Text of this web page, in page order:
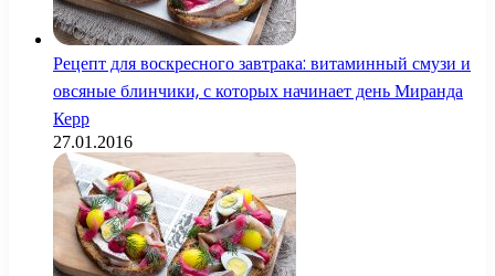
Рецепт для воскресного завтрака: витаминный смузи и
овсяные блинчики, с которых начинает день Миранда
Керр
27.01.2016